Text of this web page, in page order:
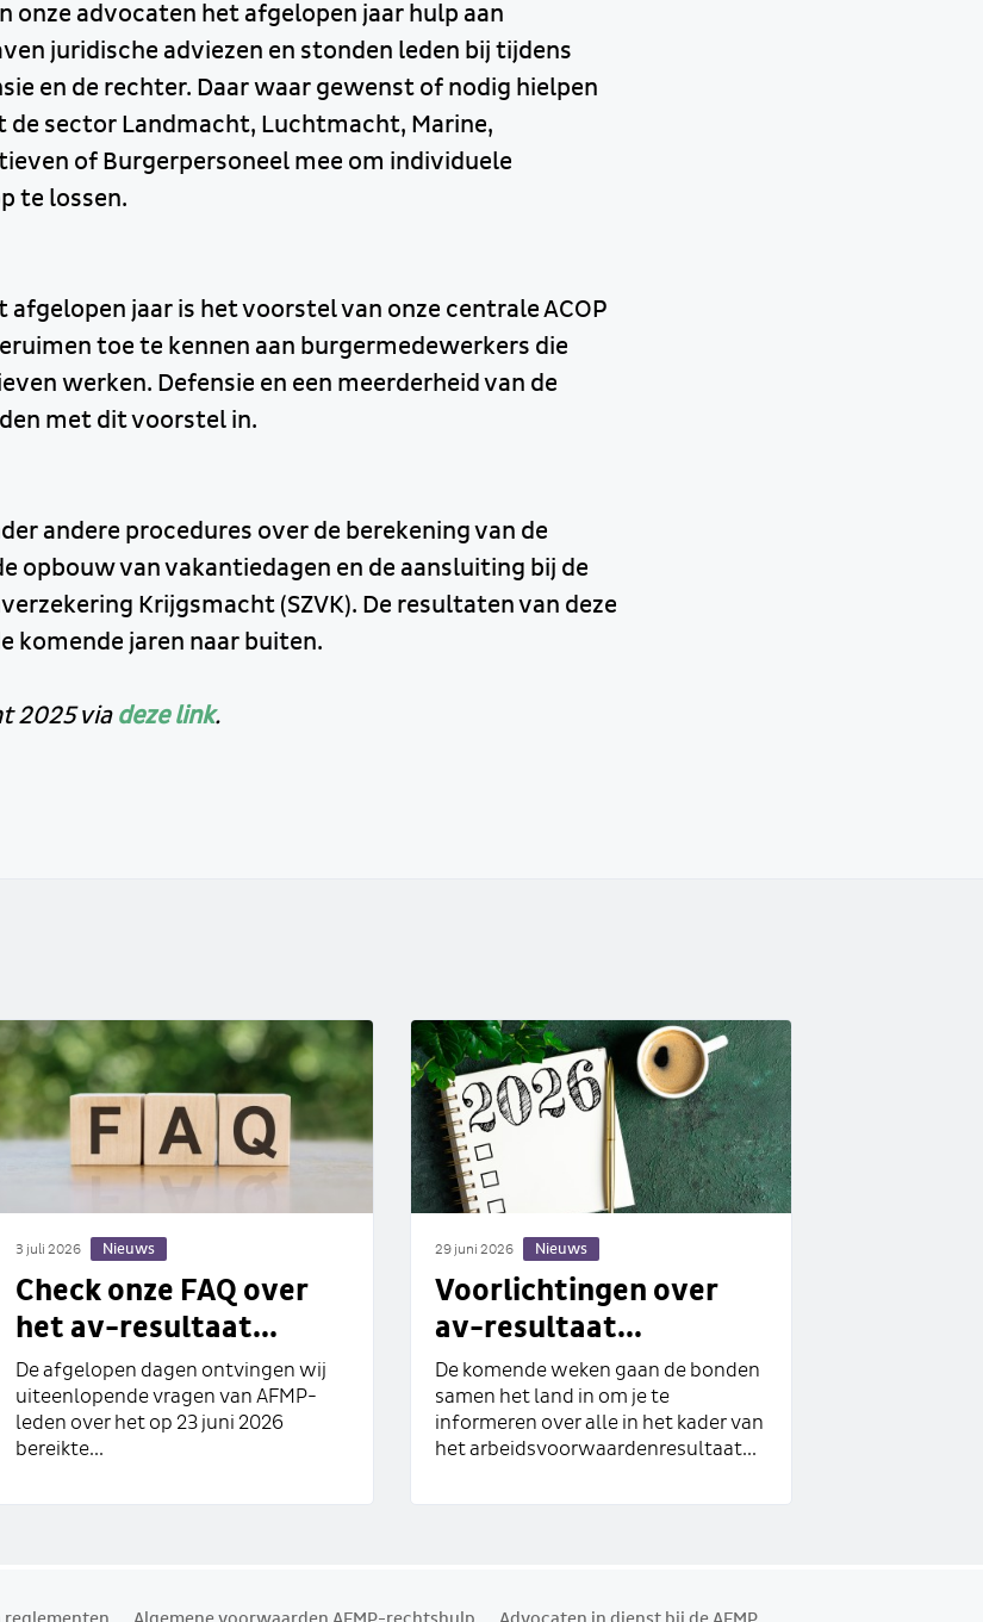
onze advocaten het afgelopen jaar hulp aan
juridische adviezen en stonden leden bij tijdens
en de rechter. Daar waar gewenst of nodig hielpen
de sector Landmacht, Luchtmacht, Marine,
of Burgerpersoneel mee om individuele
te lossen.
afgelopen jaar is het voorstel van onze centrale ACOP
toe te kennen aan burgermedewerkers die
werken. Defensie en een meerderheid van de
met dit voorstel in.
andere procedures over de berekening van de
opbouw van vakantiedagen en de aansluiting bij de
Krijgsmacht (SZVK). De resultaten van deze
komende jaren naar buiten.
2025 via deze link.
3 juli 2026 Nieuws
Check onze FAQ over
het av-resultaat...
De afgelopen dagen ontvingen wij
uiteenlopende vragen van AFMP-
leden over het op 23 juni 2026
bereikte...
29 juni 2026 Nieuws
Voorlichtingen over
av-resultaat...
De komende weken gaan de bonden
samen het land in om je te
informeren over alle in het kader van
het arbeidsvoorwaardenresultaat...